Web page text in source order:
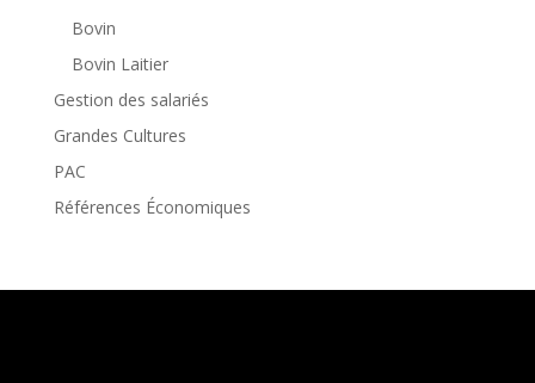
Bovin
Bovin Laitier
Gestion des salariés
Grandes Cultures
PAC
Références Économiques